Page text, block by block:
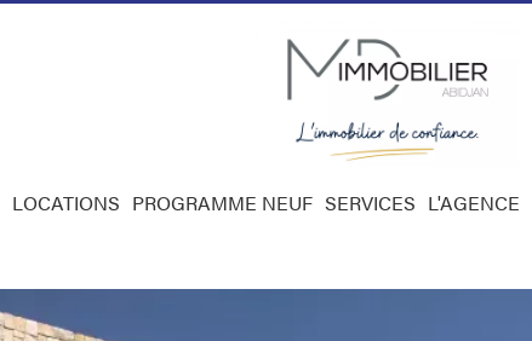
LOCATIONS PROGRAMME NEUF SERVICES L'AGENCE